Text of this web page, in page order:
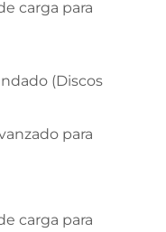
carga para
(Discos
para
carga para